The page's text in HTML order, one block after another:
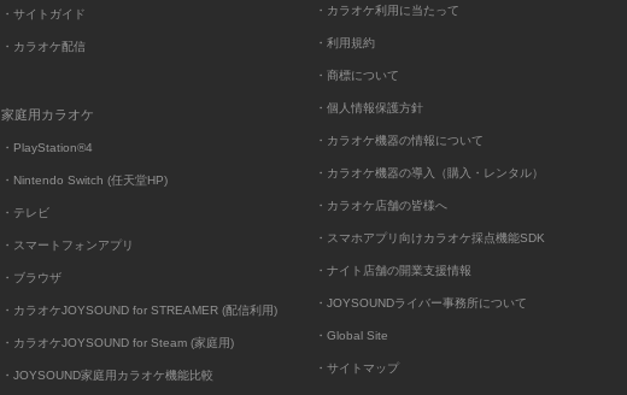
・サイトガイド
・カラオケ配信
家庭用カラオケ
・PlayStation®4
・Nintendo Switch (任天堂HP)
・テレビ
・スマートフォンアプリ
・ブラウザ
・カラオケJOYSOUND for STREAMER (配信利用)
・カラオケJOYSOUND for Steam (家庭用)
・JOYSOUND家庭用カラオケ機能比較
・カラオケ利用に当たって
・利用規約
・商標について
・個人情報保護方針
・カラオケ機器の情報について
・カラオケ機器の導入（購入・レンタル）
・カラオケ店舗の皆様へ
・スマホアプリ向けカラオケ採点機能SDK
・ナイト店舗の開業支援情報
・JOYSOUNDライバー事務所について
・Global Site
・サイトマップ